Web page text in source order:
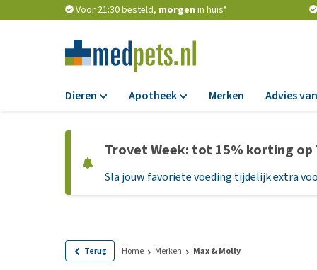
Voor 21:30 besteld, morgen in huis*
Dieren
Hondenbrokken
Natvoer
Graanvrij
Apotheek
Vlooien en teken
Ontworming
Probiotica en
Merken Advies
Trovet Week: tot 15% korting
Sla jouw favoriete voeding tijdelijk extra
Terug Home Merken Max & Molly